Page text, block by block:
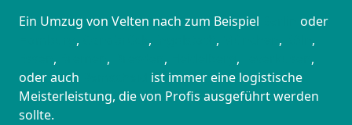
Ein Umzug von Velten nach zum Beispiel
oder
, , , ,
,
, , , ,
,
oder auch
ist immer eine logistische
Meisterleistung, die von Profis ausgeführt werden
sollte.